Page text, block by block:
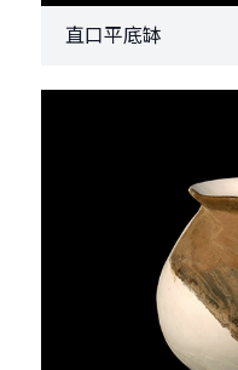
直口平底缽